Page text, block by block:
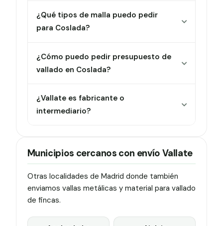
¿Qué tipos de malla puedo pedir
para Coslada?
¿Cómo puedo pedir presupuesto de
vallado en Coslada?
¿Vallate es fabricante o
intermediario?
Municipios cercanos con envío Vallate
Otras localidades de Madrid donde también
enviamos vallas metálicas y material para vallado
de fincas.